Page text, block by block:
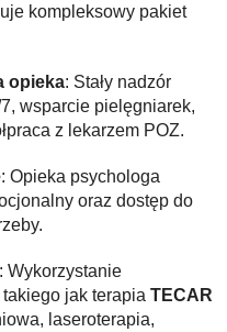
kompleksowy pakiet
opieka: Stały nadzór
wsparcie pielęgniarek,
z lekarzem POZ.
: Opieka psychologa
oraz dostęp do
: Wykorzystanie
jak terapia TECAR
laseroterapia,